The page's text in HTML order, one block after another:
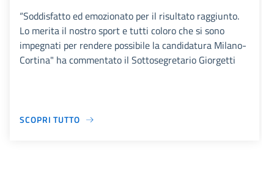
“Soddisfatto ed emozionato per il risultato raggiunto.
Lo merita il nostro sport e tutti coloro che si sono
impegnati per rendere possibile la candidatura Milano-
Cortina" ha commentato il Sottosegretario Giorgetti
SCOPRI TUTTO